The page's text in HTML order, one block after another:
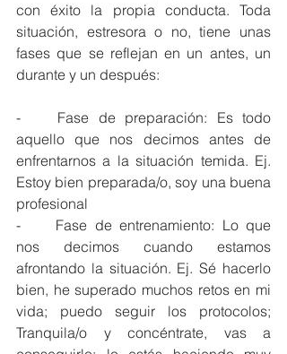
con éxito la propia conducta. Toda
situación, estresora o no, tiene unas
fases que se reflejan en un antes, un
durante y un después:
-	Fase de preparación: Es todo
aquello que nos decimos antes de
enfrentarnos a la situación temida. Ej.
Estoy bien preparada/o, soy una buena
profesional
-	Fase de entrenamiento: Lo que
nos decimos cuando estamos
afrontando la situación. Ej. Sé hacerlo
bien, he superado muchos retos en mi
vida; puedo seguir los protocolos;
Tranquila/o y concéntrate, vas a